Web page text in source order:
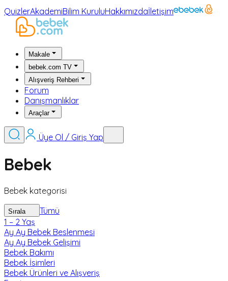
QuizlerAkademiBilim KuruluHakkımızdaİletişim
Makale
bebek.com TV
Alışveriş Rehberi
Forum
Danışmanlıklar
Araçlar
Üye Ol / Giriş Yap
Bebek
Bebek kategorisi
Sırala
Tümü
1 – 2 Yaş
Ay Ay Bebek Beslenmesi
Ay Ay Bebek Gelişimi
Bebek Bakımı
Bebek İsimleri
Bebek Ürünleri ve Alışveriş